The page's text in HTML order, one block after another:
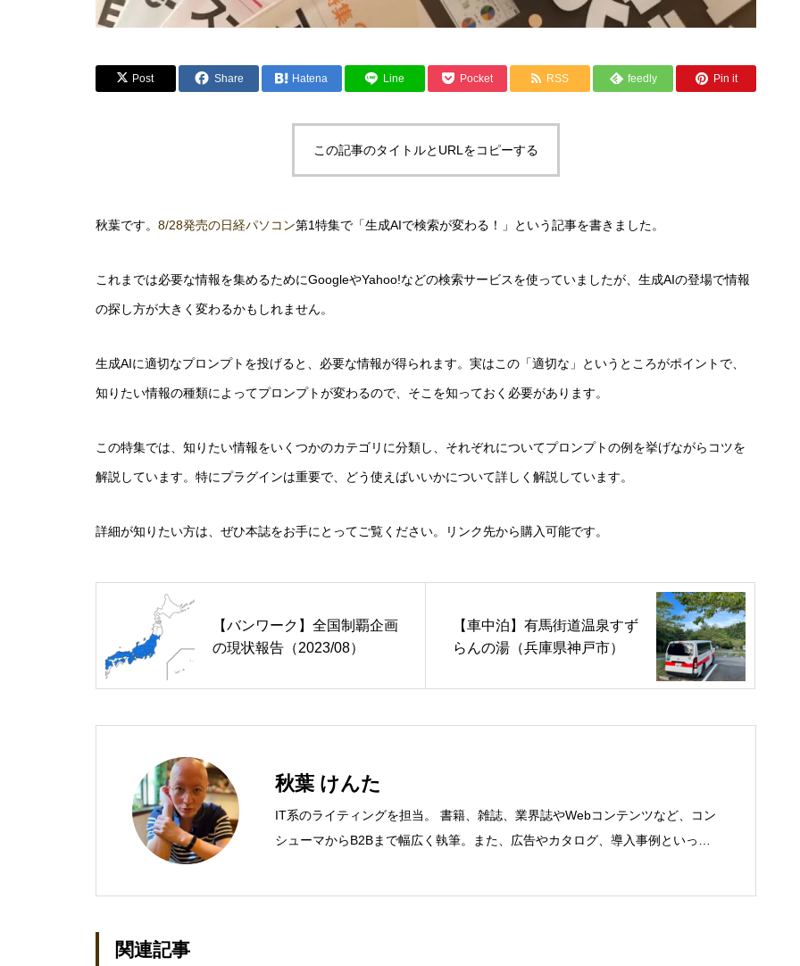
Post Share Hatena Line Pocket RSS feedly Pin it
この記事のタイトルとURLをコピーする
秋葉です。 8/28発売の日経パソコン第1特集で「生成AIで検索が変わる！」という記事を書きました。
これまでは必要な情報を集めるためにGoogleやYahoo!などの検索サービスを使っていましたが、生成AIの登場で情報
の探し方が大きく変わるかもしれません。
生成AIに適切なプロンプトを投げると、必要な情報が得られます。実はこの「適切な」というところがポイントで、
知りたい情報の種類によってプロンプトが変わるので、そこを知っておく必要があります。
この特集では、知りたい情報をいくつかのカテゴリに分類し、それぞれについてプロンプトの例を挙げながらコツを
解説しています。特にプラグインは重要で、どう使えばいいかについて詳しく解説しています。
詳細が知りたい方は、ぜひ本誌をお手にとってご覧ください。リンク先から購入可能です。
【バンワーク】全国制覇企画
の現状報告（2023/08）
【車中泊】有馬街道温泉すず
らんの湯（兵庫県神戸市）
秋葉 けんた
IT系のライティングを担当。 書籍、雑誌、業界誌やWebコンテンツなど、コン
シューマからB2Bまで幅広く執筆。また、広告やカタログ、導入事例といった
関連記事